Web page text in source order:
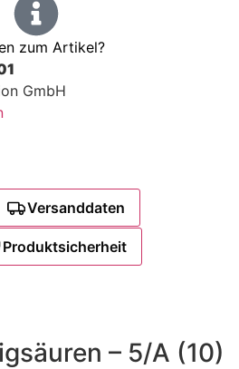
zum Artikel?
GmbH
Versanddaten
Produktsicherheit
– 5/A (10)